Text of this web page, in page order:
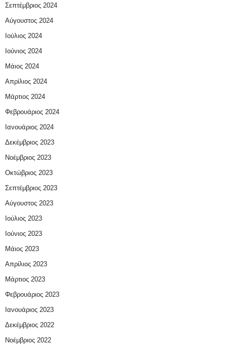
Σεπτέμβριος 2024
Αύγουστος 2024
Ιούλιος 2024
Ιούνιος 2024
Μάιος 2024
Απρίλιος 2024
Μάρτιος 2024
Φεβρουάριος 2024
Ιανουάριος 2024
Δεκέμβριος 2023
Νοέμβριος 2023
Οκτώβριος 2023
Σεπτέμβριος 2023
Αύγουστος 2023
Ιούλιος 2023
Ιούνιος 2023
Μάιος 2023
Απρίλιος 2023
Μάρτιος 2023
Φεβρουάριος 2023
Ιανουάριος 2023
Δεκέμβριος 2022
Νοέμβριος 2022